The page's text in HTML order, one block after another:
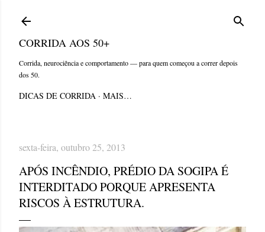
CORRIDA AOS 50+
Corrida, neurociência e comportamento — para quem começou a correr depois
dos 50.
DICAS DE CORRIDA MAIS…
sexta-feira, outubro 25, 2013
APÓS INCÊNDIO, PRÉDIO DA SOGIPA É
INTERDITADO PORQUE APRESENTA
RISCOS À ESTRUTURA.